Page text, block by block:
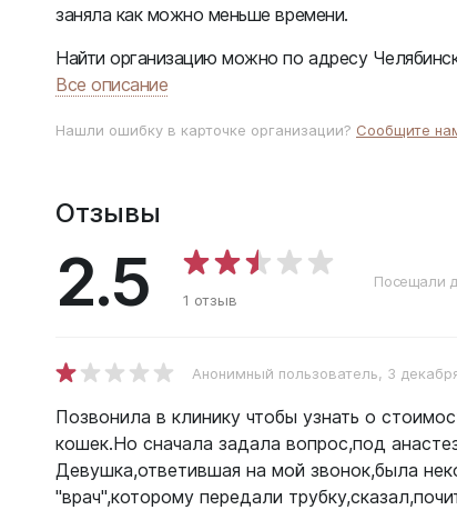
заняла как можно меньше времени.
Найти организацию можно по адресу
Все описание
Нашли ошибку в карточке организации? Сообщите
Отзывы
2.5 1 отзыв
Посещали
Анонимный пользователь, 3
Позвонила в клинику чтобы узнать о
кошек.Но сначала задала вопрос,под
Девушка,ответившая на мой звонок,была
"врач",которому передали